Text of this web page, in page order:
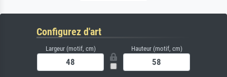
Configurez d'art
Largeur (motif, cm) Hauteur (motif, cm)